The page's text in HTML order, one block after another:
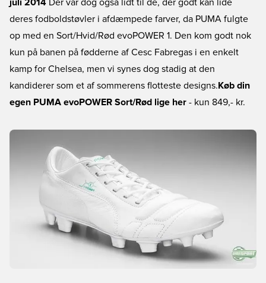
juli 2014 Der var dog også lidt til de, der godt kan lide
deres fodboldstøvler i afdæmpede farver, da PUMA fulgte
op med en Sort/Hvid/Rød evoPOWER 1. Den kom godt nok
kun på banen på fødderne af Cesc Fabregas i en enkelt
kamp for Chelsea, men vi synes dog stadig at den
kandiderer som et af sommerens flotteste designs. Køb din
egen PUMA evoPOWER Sort/Rød lige her - kun 849,- kr.